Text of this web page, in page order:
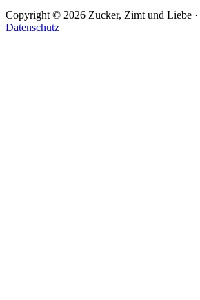
Copyright © 2026 Zucker, Zimt und Liebe ·
Datenschutz